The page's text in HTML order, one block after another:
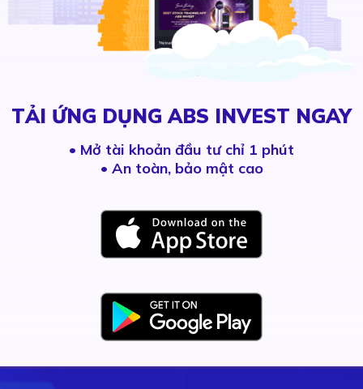
TẢI ỨNG DỤNG ABS INVEST NGAY
• Mở tài khoản đầu tư chỉ 1 phút
• An toàn, bảo mật cao